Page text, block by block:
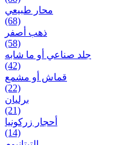
محار طبيعي
(68)
ذهب أصفر
(58)
جلد صناعي أو ما شابه
(42)
قماش أو مشمع
(22)
برلیان
(21)
أحجار زركونيا
(14)